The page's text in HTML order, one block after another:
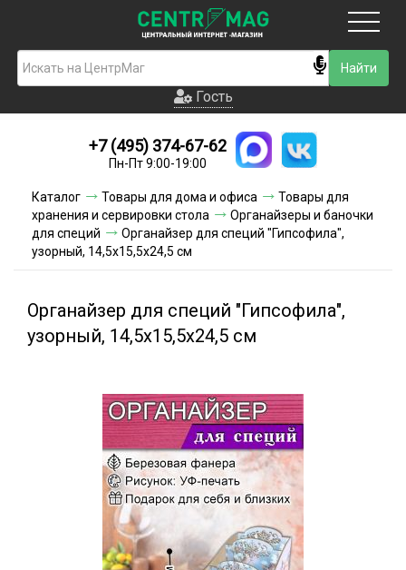
Гость
Новинки
Условия доставки
Условия оплаты
Акции и скидки
Гость
+7 (495) 374-67-62
Пн-Пт 9:00-19:00
Каталог Товары для дома и офиса
Товары для
хранения и сервировки стола
Органайзеры и баночки
для специй
Органайзер для специй "Гипсофила",
узорный, 14,5х15,5х24,5 см
Органайзер для специй "Гипсофила",
узорный, 14,5х15,5х24,5 см